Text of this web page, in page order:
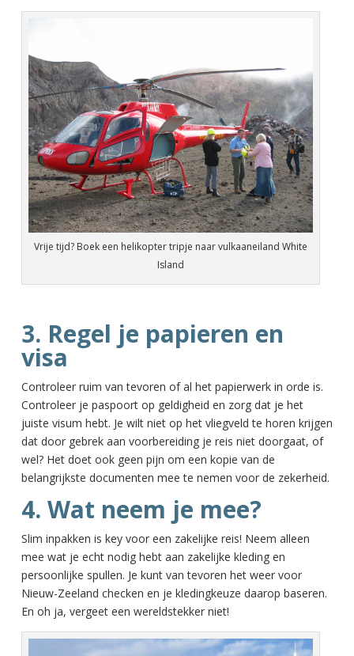
Vrije tijd? Boek een helikopter tripje naar vulkaaneiland White
Island
3. Regel je papieren en
visa
Controleer ruim van tevoren of al het papierwerk in orde is.
Controleer je paspoort op geldigheid en zorg dat je het
juiste visum hebt. Je wilt niet op het vliegveld te horen krijgen
dat door gebrek aan voorbereiding je reis niet doorgaat, of
wel? Het doet ook geen pijn om een kopie van de
belangrijkste documenten mee te nemen voor de zekerheid.
4. Wat neem je mee?
Slim inpakken is key voor een zakelijke reis! Neem alleen
mee wat je echt nodig hebt aan zakelijke kleding en
persoonlijke spullen. Je kunt van tevoren het weer voor
Nieuw-Zeeland checken en je kledingkeuze daarop baseren.
En oh ja, vergeet een wereldstekker niet!